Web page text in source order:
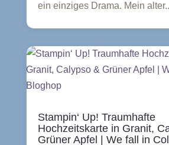
ein einziges Drama. Mein
Stampin‘ Up! Traumhafte
Hochzeitskarte in Granit,
Grüner Apfel | We fall in